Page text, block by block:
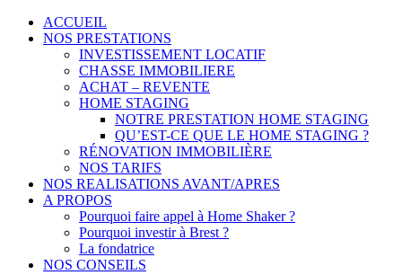
ACCUEIL
NOS PRESTATIONS
INVESTISSEMENT LOCATIF
CHASSE IMMOBILIERE
ACHAT – REVENTE
HOME STAGING
NOTRE PRESTATION HOME STAGING
QU’EST-CE QUE LE HOME STAGING ?
RÉNOVATION IMMOBILIÈRE
NOS TARIFS
NOS REALISATIONS AVANT/APRES
A PROPOS
Pourquoi faire appel à Home Shaker ?
Pourquoi investir à Brest ?
La fondatrice
NOS CONSEILS